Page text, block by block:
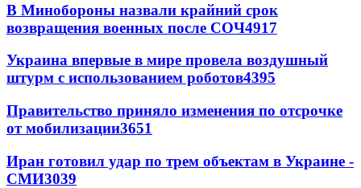
В Минобороны назвали крайний срок
возвращения военных после СОЧ4917
Украина впервые в мире провела воздушный
штурм с использованием роботов4395
Правительство приняло изменения по отсрочке
от мобилизации3651
Иран готовил удар по трем объектам в Украине -
СМИ3039